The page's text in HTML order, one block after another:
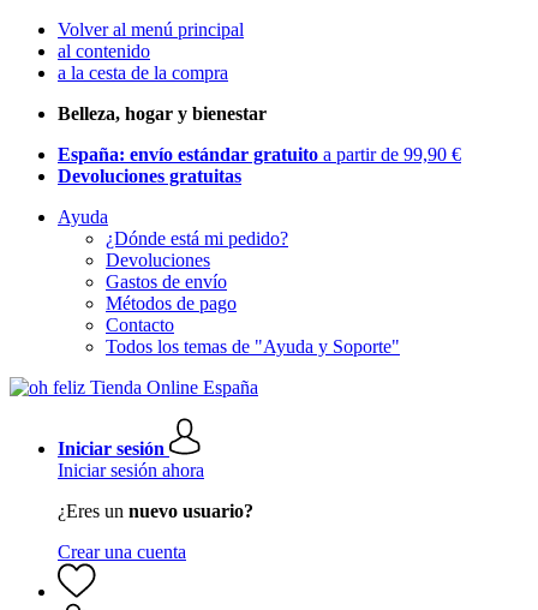
Volver al menú principal
al contenido
a la cesta de la compra
Belleza, hogar y bienestar
España: envío estándar gratuito a partir de 99,90 €
Devoluciones gratuitas
Ayuda
¿Dónde está mi pedido?
Devoluciones
Gastos de envío
Métodos de pago
Contacto
Todos los temas de "Ayuda y Soporte"
Iniciar sesión
Iniciar sesión ahora
¿Eres un nuevo usuario?
Crear una cuenta